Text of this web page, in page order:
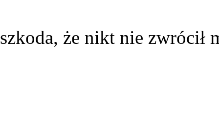
że nikt nie zwrócił